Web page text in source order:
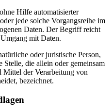
Hilfe automatisierter
jede solche Vorgangsreihe im
Daten. Der Begriff reicht
mit Daten.
oder juristische Person,
die allein oder gemeinsam
Mittel der Verarbeitung von
bezeichnet.